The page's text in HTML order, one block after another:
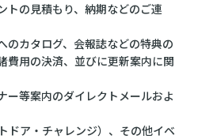
トの見積もり、納期などのご連
のカタログ、会報誌などの特典の
費用の決済、並びに更新案内に関
ー等案内のダイレクトメールおよ
ドア・チャレンジ）、その他イベ